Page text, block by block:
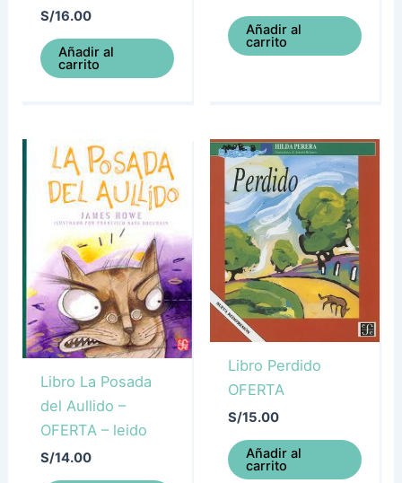
S/16.00
Añadir al
carrito
Añadir al
carrito
Libro La Posada
del Aullido –
OFERTA – leido
S/14.00
Libro Perdido
OFERTA
S/15.00
Añadir al
carrito